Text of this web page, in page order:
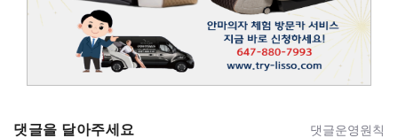
댓글을 달아주세요 댓글운영원칙